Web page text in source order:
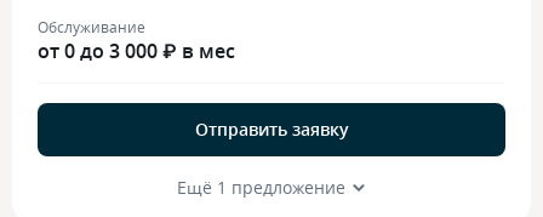
Обслуживание
от 0 до 3 000 ₽ в мес
Отправить заявку
Ещё 1 предложение